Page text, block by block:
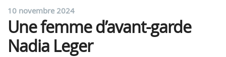
10 novembre 2024
Une femme d’avant-garde
Nadia Leger